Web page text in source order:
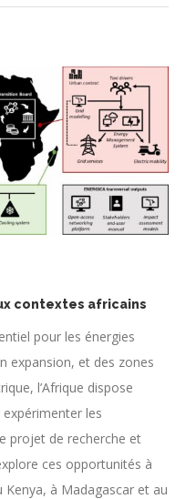
contextes africains
pour les énergies
expansion, et des zones
l’Afrique dispose
les
projet de recherche et
ces opportunités à
à Madagascar et au